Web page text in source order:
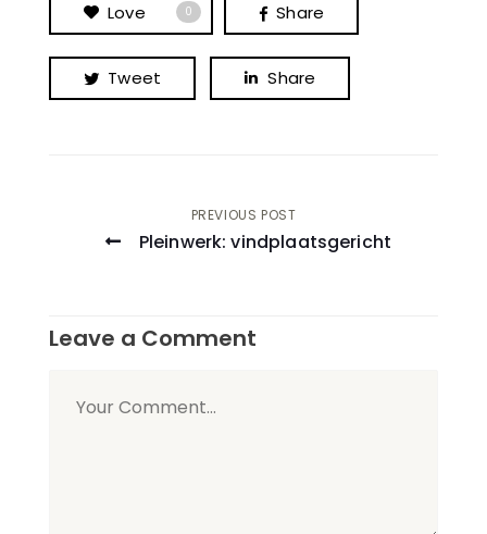
Love 0 Share
Tweet Share
Post
PREVIOUS POST
Pleinwerk: vindplaatsgericht
Leave a Comment